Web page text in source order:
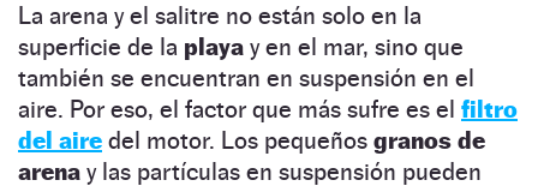
La arena y el salitre no están solo en la
superficie de la playa y en el mar, sino que
también se encuentran en suspensión en el
aire. Por eso, el factor que más sufre es el filtro
del aire del motor. Los pequeños granos de
arena y las partículas en suspensión pueden